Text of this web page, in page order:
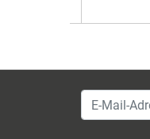
E-Mail-